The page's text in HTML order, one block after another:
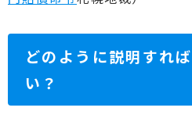
どのように説明すれ
い？